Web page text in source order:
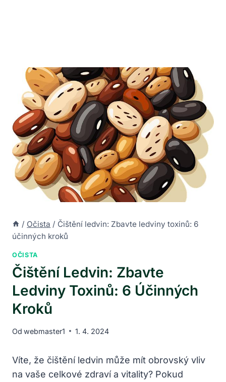
/ Očista / Čištění ledvin: Zbavte ledviny toxinů: 6
účinných kroků
OČISTA
Čištění Ledvin: Zbavte
Ledviny Toxinů: 6 Účinných
Kroků
Od webmaster1 1. 4. 2024
Víte,‍ že čištění ledvin může mít obrovský vliv​
na vaše celkové zdraví a vitality? Pokud